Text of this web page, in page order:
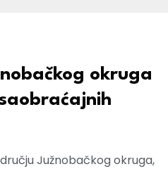
okruga
Južnobačkog okruga,